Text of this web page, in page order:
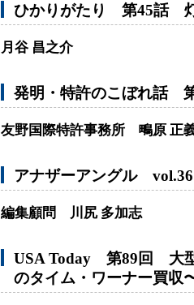
ひかりがたり 第45話
月谷 昌之介
発明・特許のこぼれ話
友野国際特許事務所 鴫原 正
アナザーアングル
編集顧問 川尻 多加志
USA Today 第89回 大
のタイム・ワーナー買収